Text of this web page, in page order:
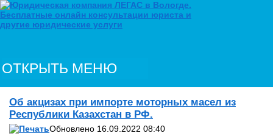
ОТКРЫТЬ МЕНЮ
Об акцизах при импорте моторных масел из
Республики Казахстан в РФ.
Обновлено 16.09.2022 08:40